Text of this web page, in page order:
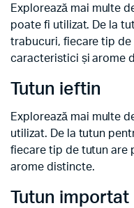
Explorează mai multe
poate fi utilizat. De la
trabucuri, fiecare tip
caracteristici și arome
Tutun ieftin
Explorează mai multe
utilizat. De la tutun
fiecare tip de tutun are
arome distincte.
Tutun importat